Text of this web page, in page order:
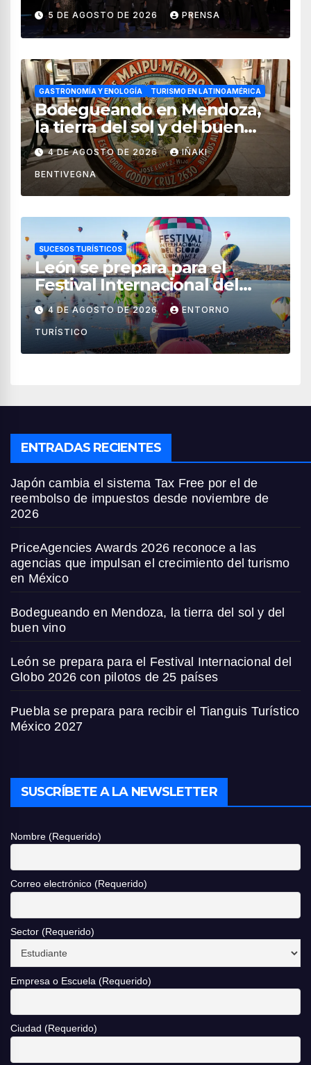
impulsan el crecimiento del
turismo en México
5 DE AGOSTO DE 2026 PRENSA
GASTRONOMÍA Y ENOLOGÍA TURISMO EN LATINOAMÉRICA
Bodegueando en Mendoza,
la tierra del sol y del buen
vino
4 DE AGOSTO DE 2026 IÑAKI
BENTIVEGNA
SUCESOS TURÍSTICOS
León se prepara para el
Festival Internacional del
Globo 2026 con pilotos de 25
países
4 DE AGOSTO DE 2026 ENTORNO
TURÍSTICO
ENTRADAS RECIENTES
Japón cambia el sistema Tax Free por el de
reembolso de impuestos desde noviembre de
2026
PriceAgencies Awards 2026 reconoce a las
agencias que impulsan el crecimiento del turismo
en México
Bodegueando en Mendoza, la tierra del sol y del
buen vino
León se prepara para el Festival Internacional del
Globo 2026 con pilotos de 25 países
Puebla se prepara para recibir el Tianguis Turístico
México 2027
SUSCRÍBETE A LA NEWSLETTER
Nombre (Requerido)
Correo electrónico (Requerido)
Sector (Requerido)
Empresa o Escuela (Requerido)
Ciudad (Requerido)